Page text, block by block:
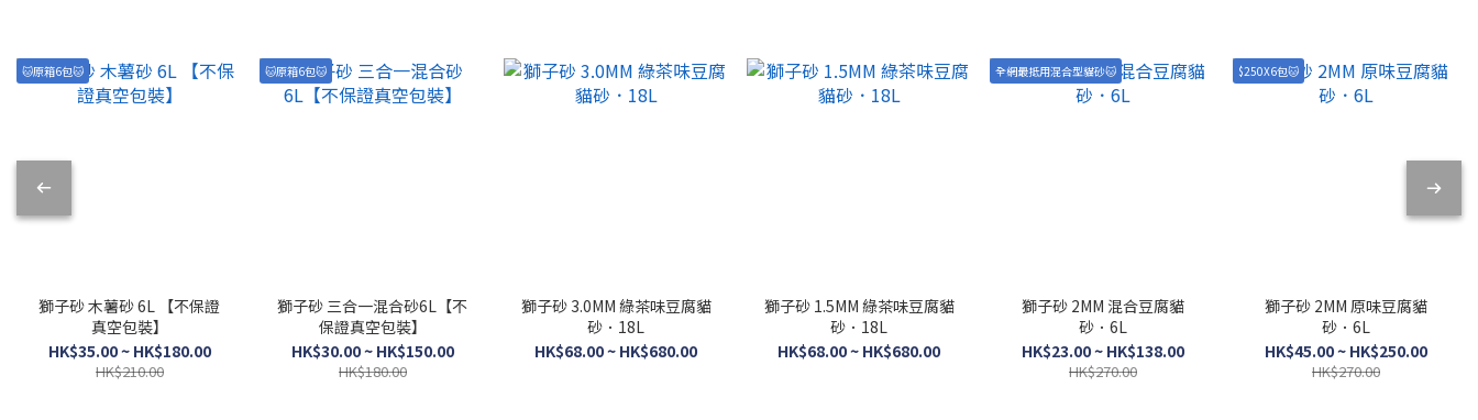
🐱原箱6包🐱
獅子砂 木薯砂 6L 【不保證
真空包裝】
HK$35.00 ~ HK$180.00
HK$210.00
🐱原箱6包🐱
獅子砂 三合一混合砂6L【不
保證真空包裝】
HK$30.00 ~ HK$150.00
HK$180.00
獅子砂 3.0MM 綠茶味豆腐貓
砂．18L
HK$68.00 ~ HK$680.00
獅子砂 1.5MM 綠茶味豆腐貓
砂．18L
HK$68.00 ~ HK$680.00
全網最抵用混合型貓砂🐱
獅子砂 2MM 混合豆腐貓
砂．6L
HK$23.00 ~ HK$138.00
HK$270.00
$250X6包🐱
獅子砂 2MM 原味豆腐貓
砂．6L
HK$45.00 ~ HK$250.00
HK$270.00